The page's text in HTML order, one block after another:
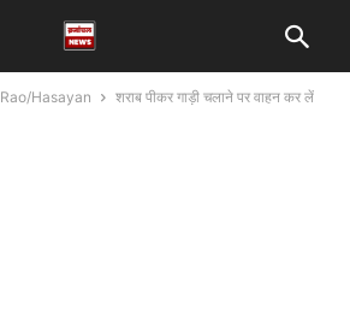
Hasayan
शराब पीकर गाड़ी चलाने पर वाहन कर लें